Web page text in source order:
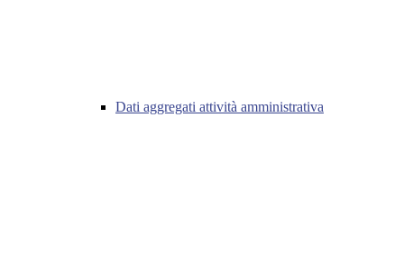
Dati aggregati attività amministrativa